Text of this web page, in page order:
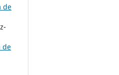
de
de